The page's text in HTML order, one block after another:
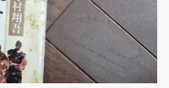
買いましたが、液体ガスケ
で付けました。 オイルの注
した。注入口を火で炙って曲
）のミッションオイルは2.6ℓ
といけません。とても面倒で
に初期の頃は、安全対策や
いわゆる「キックバック
数回起こしてしまいました。
したり、切断中の木材がもの